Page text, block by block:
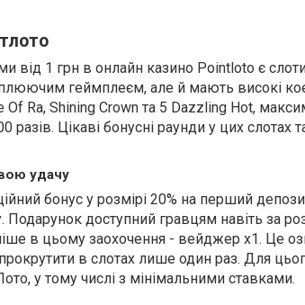
від 1 грн в онлайн казино Pointloto є
геймплеєм, але й мають високі
Of Ra, Shining Crown та 5 Dazzling Hot,
Цікаві бонусні раунди у цих слотах
удачу
бонус у розмірі 20% на перший
Подарунок доступний гравцям навіть за
в цьому заохочення - вейджер х1. Це
в слотах лише один раз. Для
у тому числі з мінімальними ставками.